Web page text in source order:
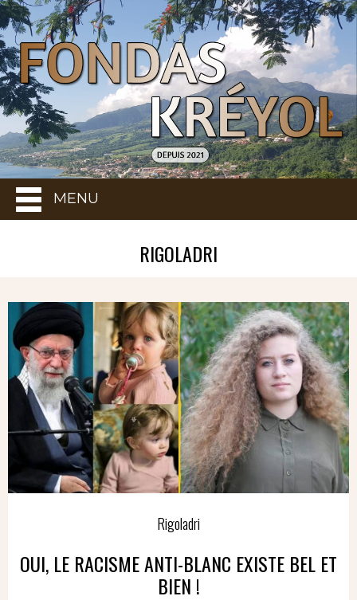
MENU
RIGOLADRI
Rigoladri
OUI, LE RACISME ANTI-BLANC EXISTE BEL ET
BIEN !